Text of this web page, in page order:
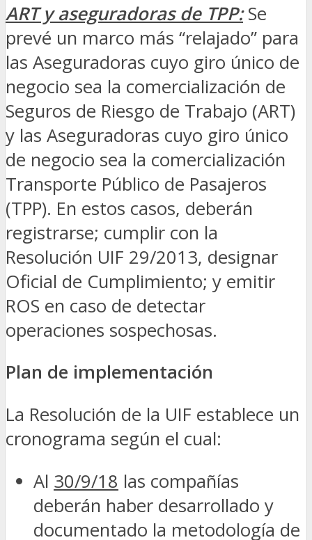
ART y aseguradoras de TPP:Se
prevé un marco más “relajado” para
las Aseguradoras cuyo giro único de
negocio sea la comercialización de
Seguros de Riesgo de Trabajo (ART)
y las Aseguradoras cuyo giro único
de negocio sea la comercialización
Transporte Público de Pasajeros
(TPP). En estos casos, deberán
registrarse; cumplir con la
Resolución UIF 29/2013, designar
Oficial de Cumplimiento; y emitir
ROS en caso de detectar
operaciones sospechosas.
Plan de implementación
La Resolución de la UIF establece un
cronograma según el cual:
Al 30/9/18 las compañías
deberán haber desarrollado y
documentado la metodología de